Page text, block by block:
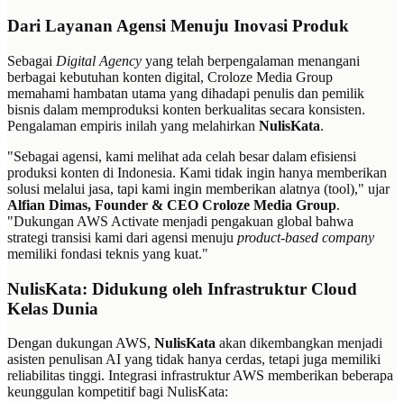
Dari Layanan Agensi Menuju Inovasi Produk
Sebagai Digital Agency yang telah berpengalaman menangani
berbagai kebutuhan konten digital, Croloze Media Group
memahami hambatan utama yang dihadapi penulis dan pemilik
bisnis dalam memproduksi konten berkualitas secara konsisten.
Pengalaman empiris inilah yang melahirkan NulisKata.
"Sebagai agensi, kami melihat ada celah besar dalam efisiensi
produksi konten di Indonesia. Kami tidak ingin hanya memberikan
solusi melalui jasa, tapi kami ingin memberikan alatnya (tool)," ujar
Alfian Dimas, Founder & CEO Croloze Media Group.
"Dukungan AWS Activate menjadi pengakuan global bahwa
strategi transisi kami dari agensi menuju product-based company
memiliki fondasi teknis yang kuat."
NulisKata: Didukung oleh Infrastruktur Cloud
Kelas Dunia
Dengan dukungan AWS, NulisKata akan dikembangkan menjadi
asisten penulisan AI yang tidak hanya cerdas, tetapi juga memiliki
reliabilitas tinggi. Integrasi infrastruktur AWS memberikan beberapa
keunggulan kompetitif bagi NulisKata: